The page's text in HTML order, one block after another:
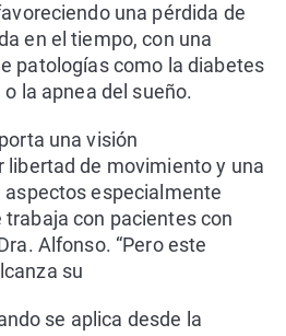
una pérdida de
en el tiempo, con una
patologías como la diabetes
la apnea del sueño.
una visión
de movimiento y una
especialmente
con pacientes con
Alfonso. “Pero este
su
se aplica desde la